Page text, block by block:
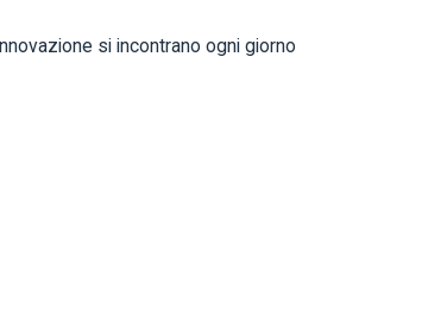
si incontrano ogni giorno